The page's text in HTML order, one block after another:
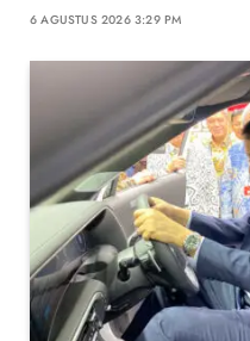
6 AGUSTUS 2026 3:29 PM